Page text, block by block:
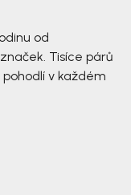
od
Tisíce párů
v každém